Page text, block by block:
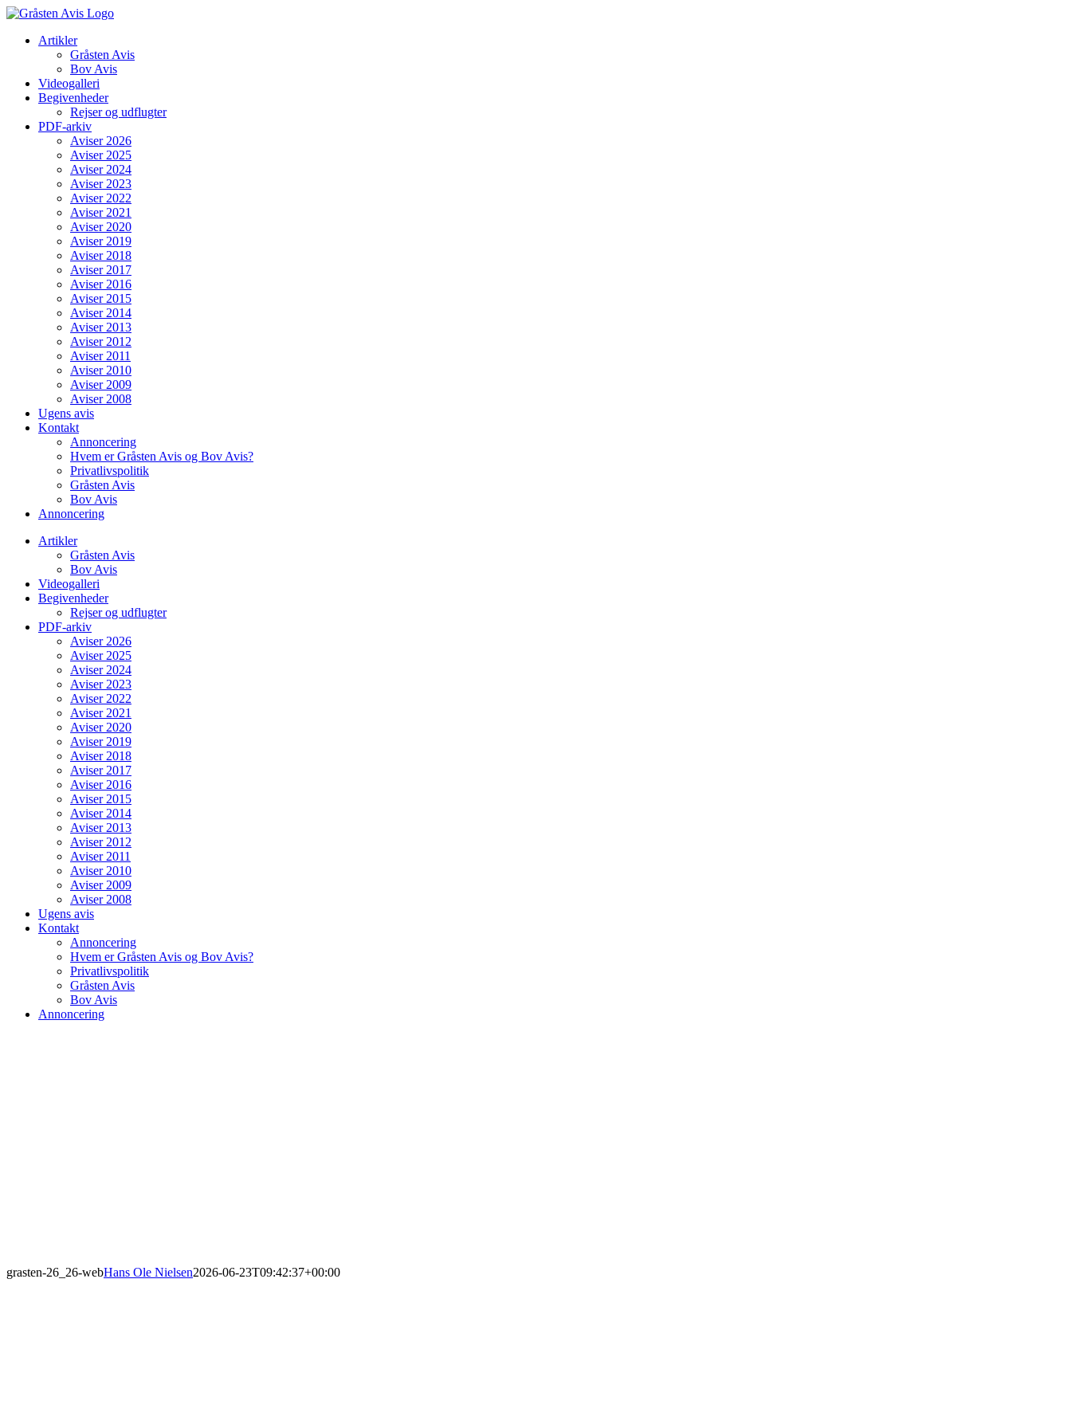
Skip
contentArtikler
Gråsten Avis
Bov Avis
Videogalleri
Begivenheder
Rejser og udflugter
PDF-arkiv
Aviser 2026
Aviser 2025
Aviser 2024
Aviser 2023
Aviser 2022
Aviser 2021
Aviser 2020
Aviser 2019
Aviser 2018
Aviser 2017
Aviser 2016
Aviser 2015
Aviser 2014
Aviser 2013
Aviser 2012
Aviser 2011
Aviser 2010
Aviser 2009
Aviser 2008
Ugens avis
Kontakt
Annoncering
Hvem er Gråsten Avis og Bov Avis?
Privatlivspolitik
Gråsten Avis
Bov Avis
Annoncering
Artikler
Gråsten Avis
Bov Avis
Videogalleri
Begivenheder
Rejser og udflugter
PDF-arkiv
Aviser 2026
Aviser 2025
Aviser 2024
Aviser 2023
Aviser 2022
Aviser 2021
Aviser 2020
Aviser 2019
Aviser 2018
Aviser 2017
Aviser 2016
Aviser 2015
Aviser 2014
Aviser 2013
Aviser 2012
Aviser 2011
Aviser 2010
Aviser 2009
Aviser 2008
Ugens avis
Kontakt
Annoncering
Hvem er Gråsten Avis og Bov Avis?
Privatlivspolitik
Gråsten Avis
Bov Avis
Annoncering
grasten-26_26-webHans Ole Nielsen2026-06-23T09:42:37+00:00